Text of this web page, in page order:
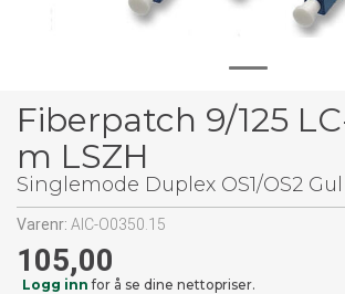
Fiberpatch 9/125
m LSZH
Singlemode Duplex OS1/OS2 Gul
Varenr: AIC-O0350.15
105,00
Logg inn for å se dine nettopriser.